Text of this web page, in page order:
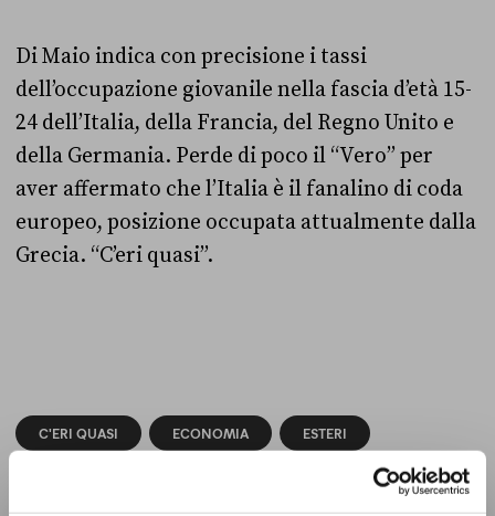
Di Maio indica con precisione i tassi
dell’occupazione giovanile nella fascia d’età 15-
24 dell’Italia, della Francia, del Regno Unito e
della Germania. Perde di poco il “Vero” per
aver affermato che l’Italia è il fanalino di coda
europeo, posizione occupata attualmente dalla
Grecia. “C’eri quasi”.
C'ERI QUASI ECONOMIA ESTERI
M5S